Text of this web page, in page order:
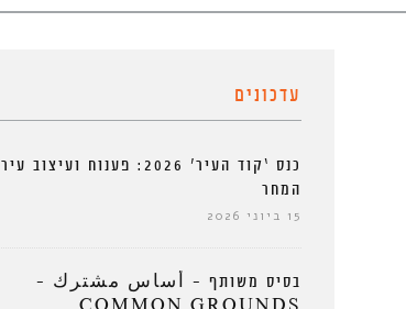
עדכונים
כנס ‘קוד העיר’ 2026: פענוח ועיצוב עיר
המחר
15 ביוני 2026
בסיס משותף – أساس مشترك –